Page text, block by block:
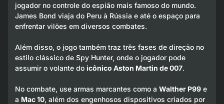
jogador no controle do espião mais famoso do mundo.
James Bond viaja do Peru à Rússia e até o espaço para
enfrentar vilões em diversos combates.
Além disso, o jogo também traz três fases de direção no
estilo clássico de Spy Hunter, onde o jogador pode
assumir o volante do icônico Aston Martin de 007.
No combate, use armas marcantes como a Walther P99e
a Mac 10, além dos engenhosos dispositivos criados por